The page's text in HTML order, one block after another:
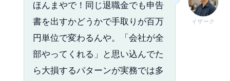
イザーク
ほんまやで！同じ退職金でも申告
書を出すかどうかで手取りが百万
円単位で変わるんや。「会社が全
部やってくれる」と思い込んでた
ら大損するパターンが実務では多